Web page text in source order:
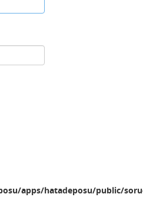
apps/hatadeposu/public/